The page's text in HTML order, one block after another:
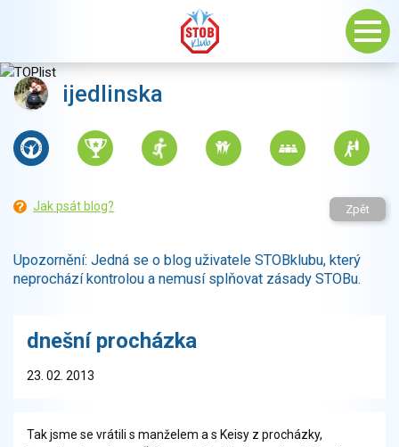
ijedlinska
Jak psát blog? Zpět
Upozornění: Jedná se o blog uživatele STOBklubu, který
neprochází kontrolou a nemusí splňovat zásady STOBu.
dnešní procházka
23. 02. 2013
Tak jsme se vrátili s manželem a s Keisy z procházky,